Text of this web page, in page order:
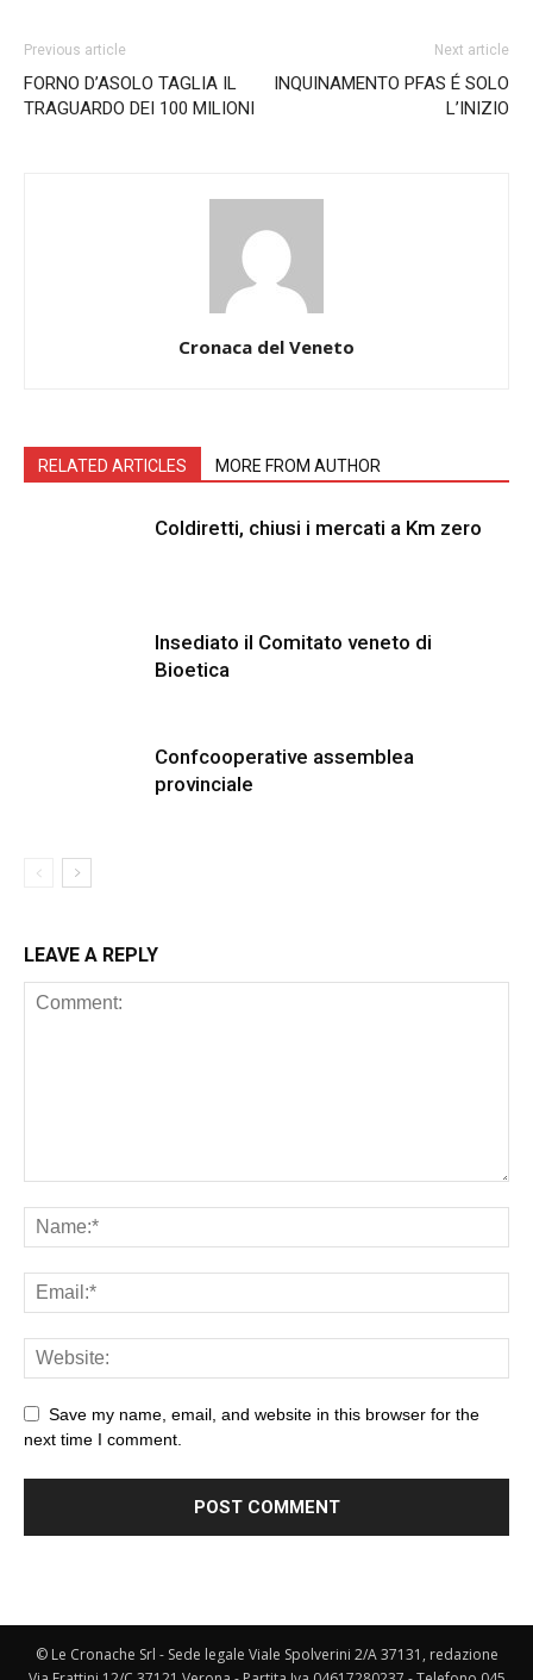
Previous article
FORNO D’ASOLO TAGLIA IL
TRAGUARDO DEI 100 MILIONI
Next article
INQUINAMENTO PFAS É SOLO
L’INIZIO
Cronaca del Veneto
RELATED ARTICLES MORE FROM AUTHOR
Coldiretti, chiusi i mercati a Km zero
Insediato il Comitato veneto di
Bioetica
Confcooperative assemblea
provinciale
LEAVE A REPLY
Save my name, email, and website in this browser for the
next time I comment.
© Le Cronache Srl - Sede legale Viale Spolverini 2/A 37131, redazione